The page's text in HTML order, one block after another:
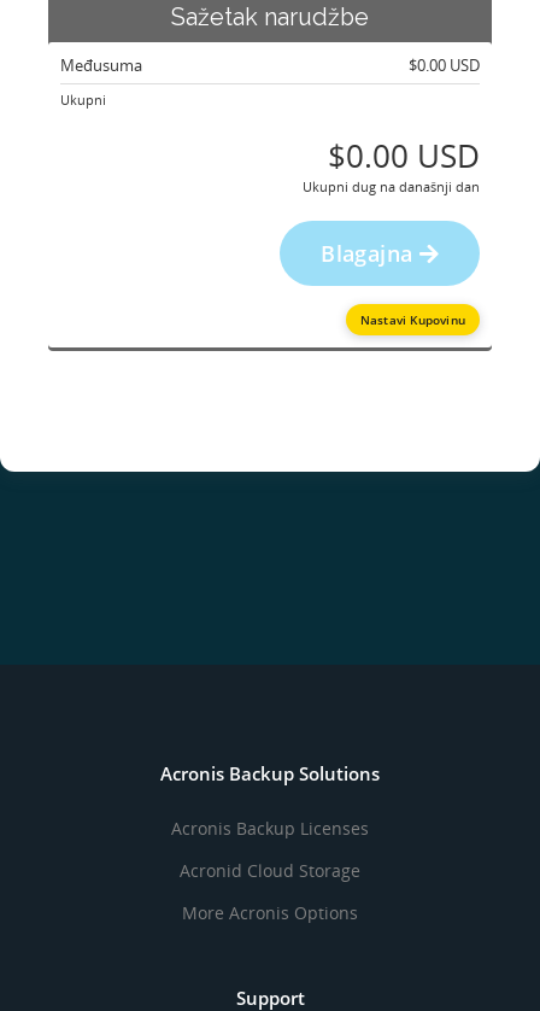
Sažetak narudžbe
Međusuma $0.00 USD
Ukupni
$0.00 USD
Ukupni dug na današnji dan
Blagajna
Nastavi Kupovinu
Acronis Backup Solutions
Acronis Backup Licenses
Acronid Cloud Storage
More Acronis Options
Support